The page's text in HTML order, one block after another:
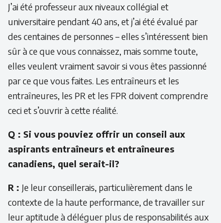
J’ai été professeur aux niveaux collégial et
universitaire pendant 40 ans, et j’ai été évalué par
des centaines de personnes – elles s’intéressent bien
sûr à ce que vous connaissez, mais somme toute,
elles veulent vraiment savoir si vous êtes passionné
par ce que vous faites. Les entraîneurs et les
entraîneures, les PR et les FPR doivent comprendre
ceci et s’ouvrir à cette réalité.
Q : Si vous pouviez offrir un conseil aux
aspirants entraîneurs et entraîneures
canadiens, quel serait-il?
R : Je leur conseillerais, particulièrement dans le
contexte de la haute performance, de travailler sur
leur aptitude à déléguer plus de responsabilités aux